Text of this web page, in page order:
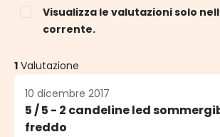
Visualizza le valutazioni solo
corrente.
1 Valutazione
10 dicembre 2017
5 / 5 - 2 candeline led
freddo